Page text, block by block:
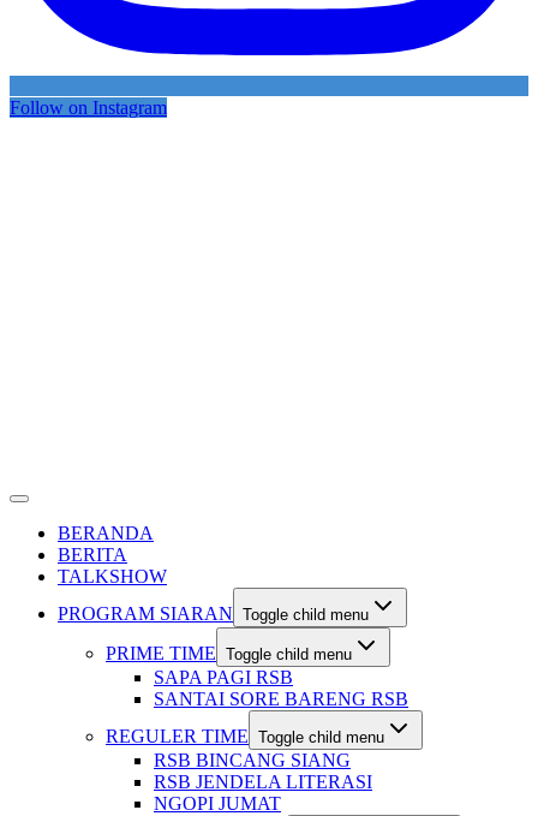
Follow on Instagram
BERANDA
BERITA
TALKSHOW
PROGRAM SIARAN Toggle child menu
PRIME TIME Toggle child menu
SAPA PAGI RSB
SANTAI SORE BARENG RSB
REGULER TIME Toggle child menu
RSB BINCANG SIANG
RSB JENDELA LITERASI
NGOPI JUMAT